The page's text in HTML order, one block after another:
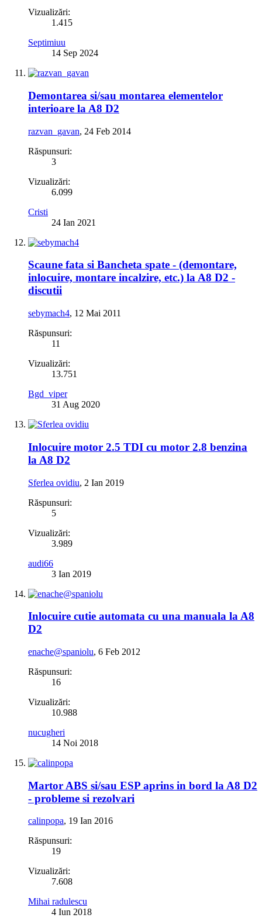
Vizualizări:
1.415
Septimiuu
14 Sep 2024
Demontarea si/sau montarea elementelor
interioare la A8 D2
razvan_gavan, 24 Feb 2014
Răspunsuri:
3
Vizualizări:
6.099
Cristi
24 Ian 2021
Scaune fata si Bancheta spate - (demontare,
inlocuire, montare incalzire, etc.) la A8 D2 -
discutii
sebymach4, 12 Mai 2011
Răspunsuri:
11
Vizualizări:
13.751
Bgd_viper
31 Aug 2020
Inlocuire motor 2.5 TDI cu motor 2.8 benzina
la A8 D2
Sferlea ovidiu, 2 Ian 2019
Răspunsuri:
5
Vizualizări:
3.989
audi66
3 Ian 2019
Inlocuire cutie automata cu una manuala la A8
D2
enache@spaniolu, 6 Feb 2012
Răspunsuri:
16
Vizualizări:
10.988
nucugheri
14 Noi 2018
Martor ABS si/sau ESP aprins in bord la A8 D2
- probleme si rezolvari
calinpopa, 19 Ian 2016
Răspunsuri:
19
Vizualizări:
7.608
Mihai radulescu
4 Iun 2018